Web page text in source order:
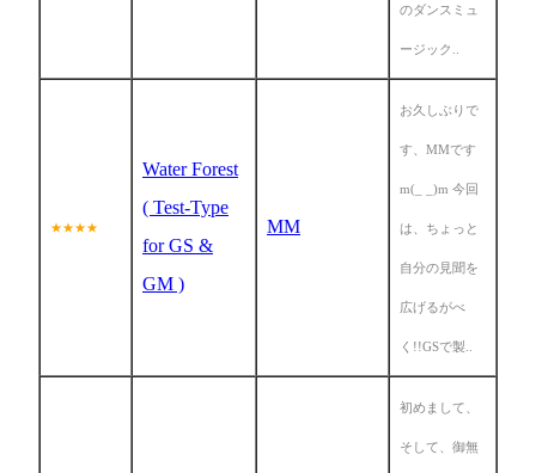
のダンスミュ
ージック..
★★★★
Water Forest
( Test-Type
for GS &
GM )
MM
お久しぶりで
す、MMです
m(_ _)m 今回
は、ちょっと
自分の見聞を
広げるがべ
く!!GSで製..
初めまして、
そして、御無